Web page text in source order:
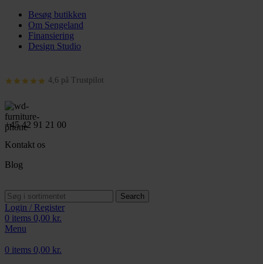
Besøg butikken
Om Sengeland
Finansiering
Design Studio
4,6 på Trustpilot
+45 42 91 21 00
Kontakt os
Blog
Search
Login / Register
0 items 0,00 kr.
Menu
0 items 0,00 kr.